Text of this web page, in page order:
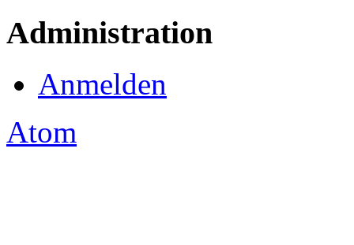
Administration
Anmelden
Atom